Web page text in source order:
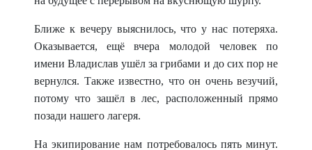
Ближе к вечеру выяснилось, что у нас потеряха.
Оказывается, ещё вчера молодой человек по
имени Владислав ушёл за грибами и до сих пор не
вернулся. Также известно, что он очень везучий,
потому что зашёл в лес, расположенный прямо
позади нашего лагеря.
На экипирование нам потребовалось пять минут.